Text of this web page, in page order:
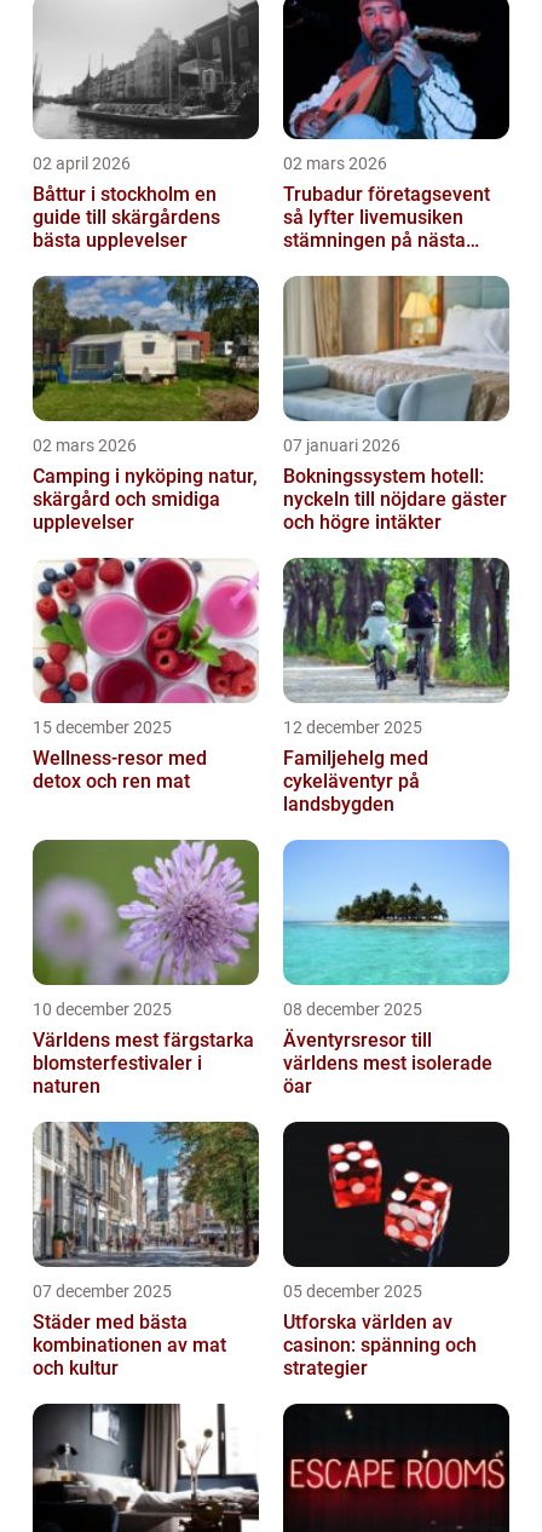
02 april 2026
Båttur i stockholm en
guide till skärgårdens
bästa upplevelser
02 mars 2026
Trubadur företagsevent
så lyfter livemusiken
stämningen på nästa
02 mars 2026
Camping i nyköping natur,
skärgård och smidiga
upplevelser
07 januari 2026
Bokningssystem hotell:
nyckeln till nöjdare gäster
och högre intäkter
15 december 2025
Wellness-resor med
detox och ren mat
12 december 2025
Familjehelg med
cykeläventyr på
landsbygden
10 december 2025
Världens mest färgstarka
blomsterfestivaler i
naturen
08 december 2025
Äventyrsresor till
världens mest isolerade
öar
07 december 2025
Städer med bästa
kombinationen av mat
och kultur
05 december 2025
Utforska världen av
casinon: spänning och
strategier